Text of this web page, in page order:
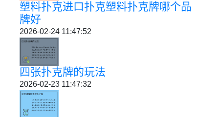
塑料扑克进口扑克塑料扑克牌哪个品
牌好
2026-02-24 11:47:52
四张扑克牌的玩法
2026-02-23 11:47:32